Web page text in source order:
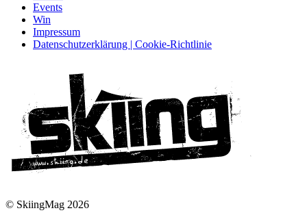
Events
Win
Impressum
Datenschutzerklärung | Cookie-Richtlinie
© SkiingMag 2026